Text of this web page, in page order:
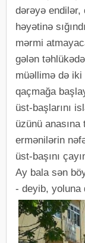
dərəyə endilər,
həyətinə
mərmi
gələn
müəllimə də iki
qaçmağa
üst-başlarını
üzünü
ermənilərin
üst-başını
Ay bala sən
- deyib, yoluna